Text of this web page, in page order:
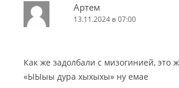
Артем
13.11.2024 в 07:00
Как же задолбали с мизогинией, это
«ЫЫыы дура хыхыхы» ну емае